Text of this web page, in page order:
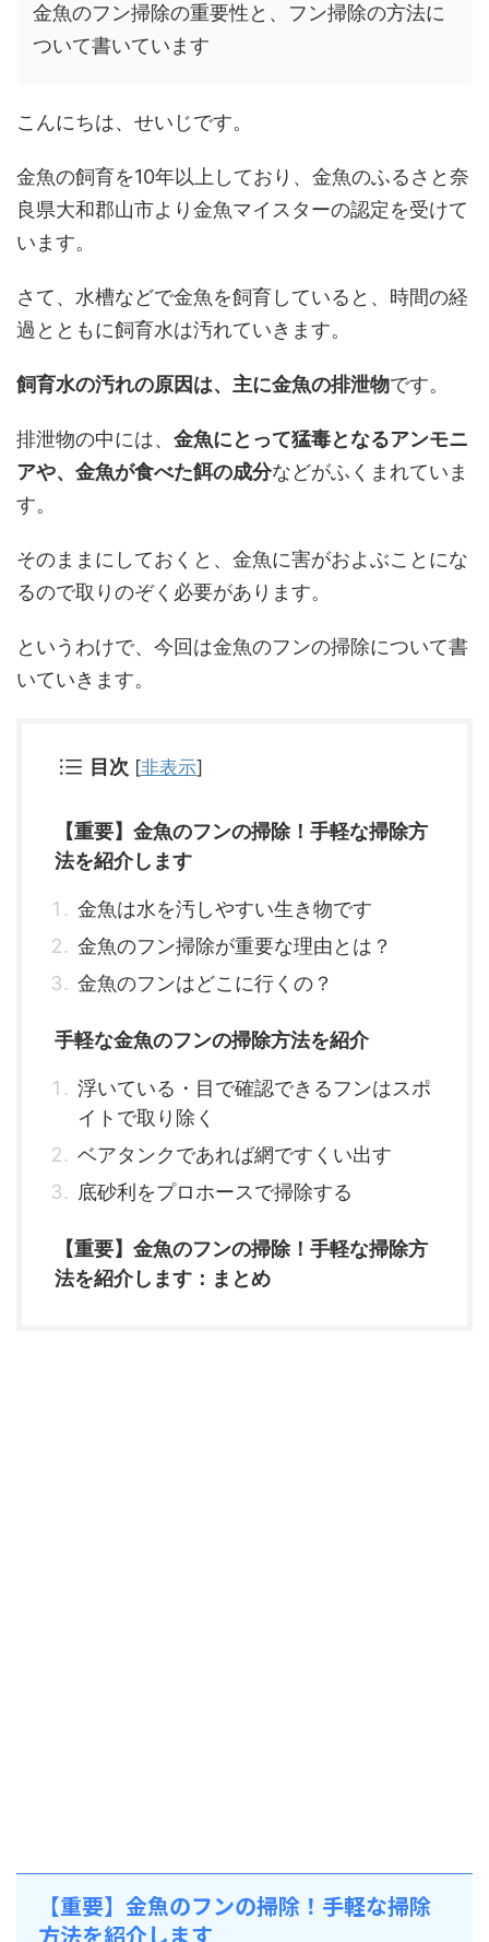
金魚のフン掃除の重要性と、フン掃除の方法に
ついて書いています
こんにちは、せいじです。
金魚の飼育を10年以上しており、金魚のふるさと奈
良県大和郡山市より金魚マイスターの認定を受けて
います。
さて、水槽などで金魚を飼育していると、時間の経
過とともに飼育水は汚れていきます。
飼育水の汚れの原因は、主に金魚の排泄物です。
排泄物の中には、 金魚にとって猛毒となるアンモニ
アや、金魚が食べた餌の成分などがふくまれていま
す。
そのままにしておくと、金魚に害がおよぶことにな
るので取りのぞく必要があります。
というわけで、今回は金魚のフンの掃除について書
いていきます。
目次 [非表示]
【重要】金魚のフンの掃除！手軽な掃除方
法を紹介します
金魚は水を汚しやすい生き物です
金魚のフン掃除が重要な理由とは？
金魚のフンはどこに行くの？
手軽な金魚のフンの掃除方法を紹介
浮いている・目で確認できるフンはスポ
イトで取り除く
ベアタンクであれば網ですくい出す
底砂利をプロホースで掃除する
【重要】金魚のフンの掃除！手軽な掃除方
法を紹介します：まとめ
【重要】金魚のフンの掃除！手軽な掃除
方法を紹介します